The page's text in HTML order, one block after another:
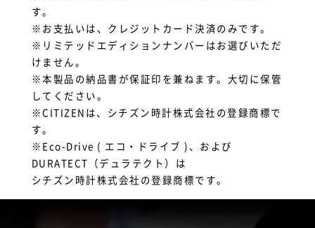
す。
※お支払いは、クレジットカード決済のみです。
※リミテッドエディションナンバーはお選びいただ
けません。
※本製品の納品書が保証印を兼ねます。大切に保管
してください。
※CITIZENは、シチズン時計株式会社の登録商標で
す。
※Eco-Drive ( エコ・ドライブ )、および
DURATECT（デュラテクト）は
シチズン時計株式会社の登録商標です。